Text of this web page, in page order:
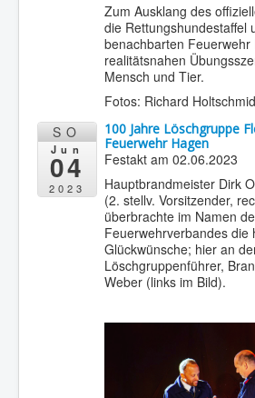
Zum Ausklang des
die Rettungshundestaffel
benachbarten Feuerwehr
realitätsnahen
Mensch und Tier.
Fotos: Richard
SO
Jun
04
2023
100 Jahre Löschgruppe
Feuerwehr Hagen
Festakt am 02.06.2023
Hauptbrandmeister Dirk
(2. stellv. Vorsitzender,
überbrachte im Namen
Feuerwehrverbandes die
Glückwünsche; hier an
Löschgruppenführer,
Weber (links im Bild).